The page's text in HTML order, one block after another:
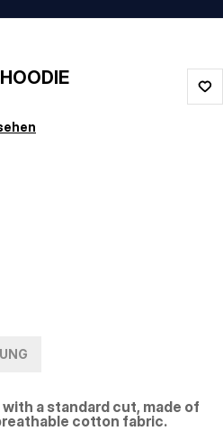
M
a standard cut, made of
cotton fabric.